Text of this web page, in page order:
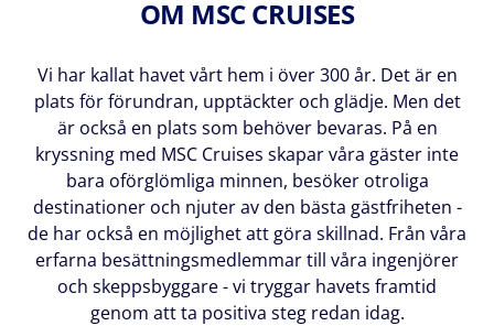
OM MSC CRUISES
Vi har kallat havet vårt hem i över 300 år. Det är en
plats för förundran, upptäckter och glädje. Men det
är också en plats som behöver bevaras. På en
kryssning med MSC Cruises skapar våra gäster inte
bara oförglömliga minnen, besöker otroliga
destinationer och njuter av den bästa gästfriheten -
de har också en möjlighet att göra skillnad. Från våra
erfarna besättningsmedlemmar till våra ingenjörer
och skeppsbyggare - vi tryggar havets framtid
genom att ta positiva steg redan idag.